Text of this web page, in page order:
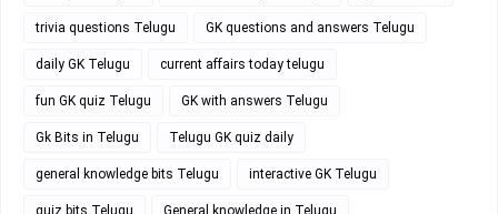
trivia questions Telugu GK questions and answers Telugu
daily GK Telugu current affairs today telugu
fun GK quiz Telugu GK with answers Telugu
Gk Bits in Telugu Telugu GK quiz daily
general knowledge bits Telugu interactive GK Telugu
quiz bits Telugu General knowledge in Telugu